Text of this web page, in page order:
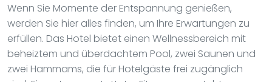
Wenn Sie Momente der Entspannung genießen,
werden Sie hier alles finden, um Ihre Erwartungen zu
erfüllen. Das Hotel bietet einen Wellnessbereich mit
beheiztem und überdachtem Pool, zwei Saunen und
zwei Hammams, die für Hotelgäste frei zugänglich